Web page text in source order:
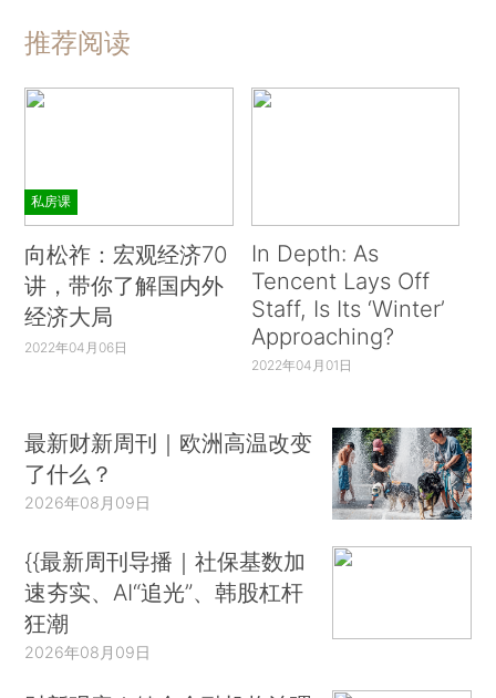
推荐阅读
私房课
向松祚：宏观经济70
讲，带你了解国内外
经济大局
2022年04月06日
In Depth: As
Tencent Lays Off
Staff, Is Its ‘Winter’
Approaching?
2022年04月01日
最新财新周刊｜欧洲高温改变
了什么？
2026年08月09日
{{最新周刊导播｜社保基数加
速夯实、AI“追光”、韩股杠杆
狂潮
2026年08月09日